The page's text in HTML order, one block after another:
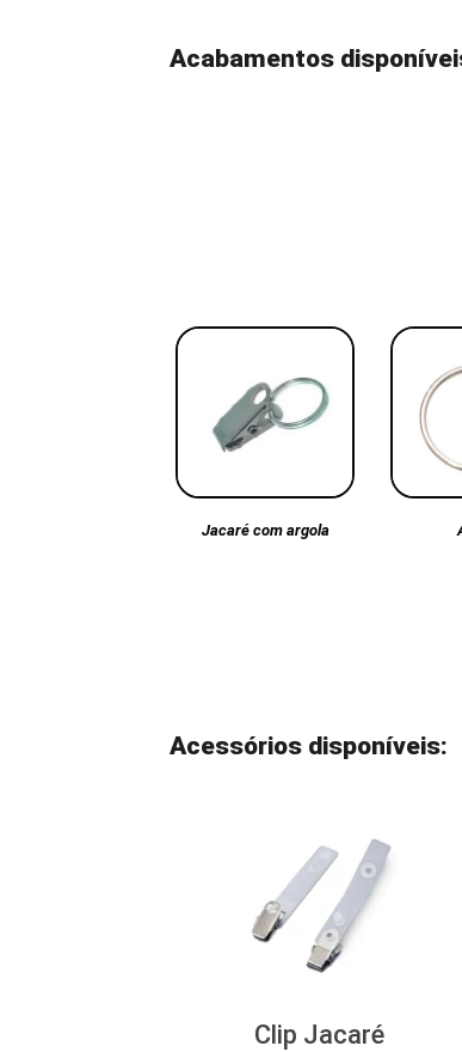
Acabamentos
Jacaré com argola
Acessórios disponíveis:
Clip Jacaré